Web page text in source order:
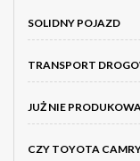
SOLIDNY POJAZD
TRANSPORT
JUŻ NIE
CZY TOYOTA